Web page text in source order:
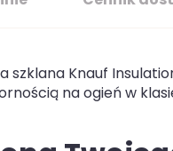
szklana Knauf
na ogień w